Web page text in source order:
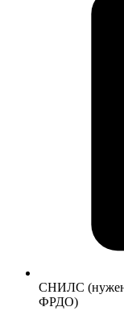
СНИЛС (нужен
ФРДО)